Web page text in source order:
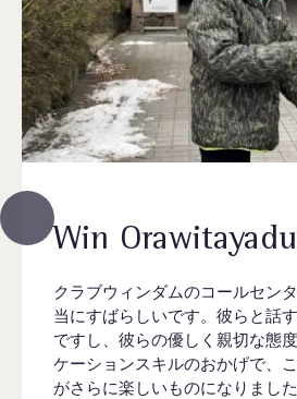
Win
クラブウィンダムのコールセン
当にすばらしいです。彼らと話
ですし、彼らの優しく親切な態
ケーションスキルのおかげで、
がさらに楽しいものになりまし